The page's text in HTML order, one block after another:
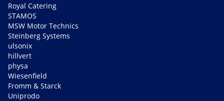
Royal Catering
STAMOS
MSW Motor Technics
Steinberg Systems
ulsonix
hillvert
physa
Wiesenfield
Fromm & Starck
Uniprodo